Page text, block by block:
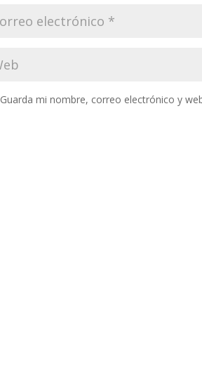
Guarda mi nombre, correo electrónico y